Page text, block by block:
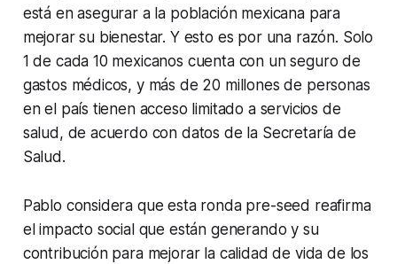
está en asegurar a la población mexicana para
mejorar su bienestar. Y esto es por una razón. Solo
1 de cada 10 mexicanos cuenta con un seguro de
gastos médicos, y más de 20 millones de personas
en el país tienen acceso limitado a servicios de
salud, de acuerdo con datos de la Secretaría de
Salud.
Pablo considera que esta ronda pre-seed reafirma
el impacto social que están generando y su
contribución para mejorar la calidad de vida de los